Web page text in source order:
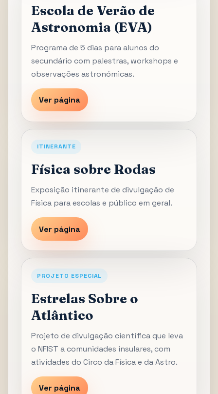
Escola de Verão de
Astronomia (EVA)
Programa de 5 dias para alunos do
secundário com palestras, workshops e
observações astronómicas.
Ver página
ITINERANTE
Física sobre Rodas
Exposição itinerante de divulgação de
Física para escolas e público em geral.
Ver página
PROJETO ESPECIAL
Estrelas Sobre o
Atlântico
Projeto de divulgação científica que leva
o NFIST a comunidades insulares, com
atividades do Circo da Física e da Astro.
Ver página